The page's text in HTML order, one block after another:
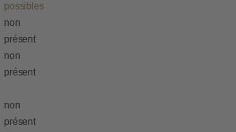
possibles
non
présent
non
présent
non
présent